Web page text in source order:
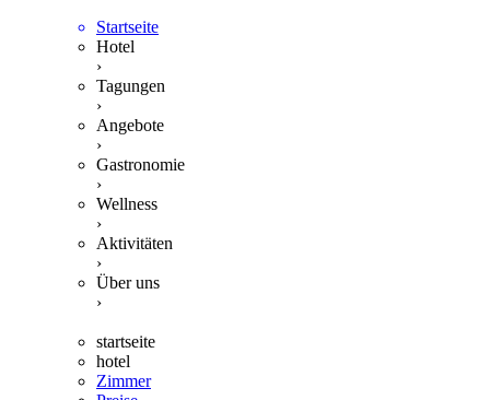
Startseite
Hotel
›
Tagungen
›
Angebote
›
Gastronomie
›
Wellness
›
Aktivitäten
›
Über uns
›
startseite
hotel
Zimmer